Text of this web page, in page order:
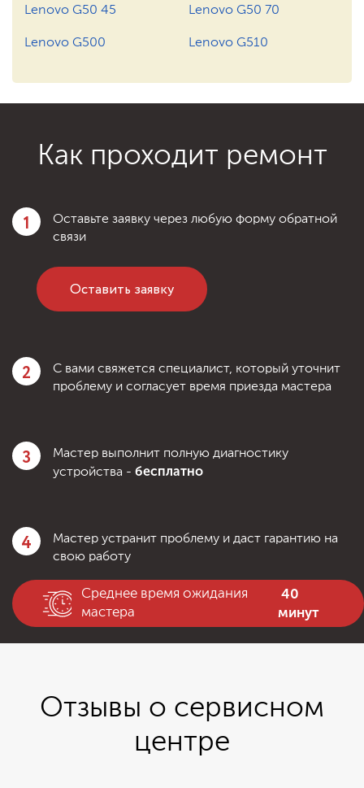
Замена инвертора 750 ₽
Lenovo G50 45 Lenovo G50 70
Lenovo G500 Lenovo G510
Как проходит ремонт
1
Оставьте заявку через любую форму обратной
связи
Оставить заявку
2
С вами свяжется специалист, который уточнит
проблему и согласует время приезда мастера
3
Мастер выполнит полную диагностику
устройства - бесплатно
4
Мастер устранит проблему и даст гарантию на
свою работу
Среднее время ожидания
мастера
40
минут
Отзывы о сервисном
центре